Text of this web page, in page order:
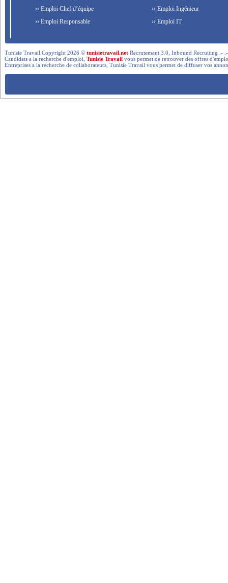
›› Emploi Chef d’équipe
›› Emploi Responsable
›› Emploi Ingénieur
›› Emploi IT
Tunisie Travail Copyright 2026 ©tunisietravail.net Recrutement 3.0, Inbound Recruiting .-
Candidats a la recherche d'emploi,Tunisie Travail vous permet de retrouver des offres
Entreprises a la recherche de collaborateurs, Tunisie Travail vous permet de diffuser vos